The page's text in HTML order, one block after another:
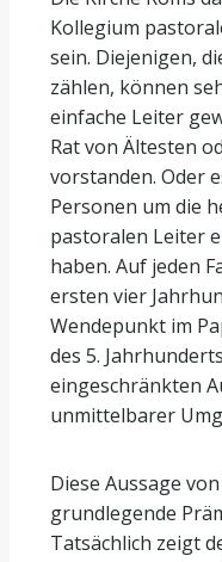
Kollegium
sein. Diejenigen,
zählen, können
einfache Leiter
Rat von Ältesten
vorstanden. Oder
Personen um die
pastoralen Leiter
haben. Auf jeden
ersten vier
Wendepunkt im
des 5.
eingeschränkten
unmittelbarer
Diese Aussage
grundlegende
Tatsächlich zeigt